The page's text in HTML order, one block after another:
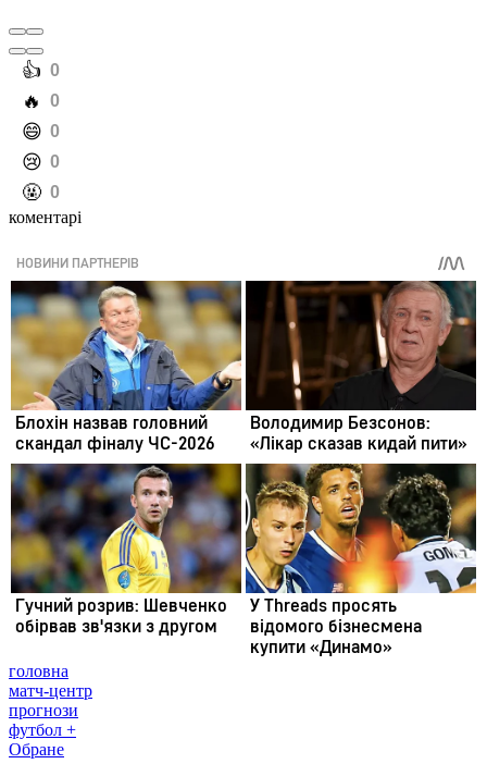
️👍 0
️🔥 0
️😄 0
️😢 0
️🤬 0
коментарі
головна
матч-центр
прогнози
футбол +
Обране